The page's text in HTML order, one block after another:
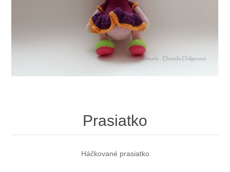
Prasiatko
Háčkované prasiatko